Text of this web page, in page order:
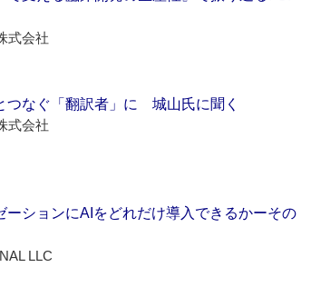
式会社
つなぐ「翻訳者」に 城山氏に聞く
式会社
ションにAIをどれだけ導入できるかーその
LLC